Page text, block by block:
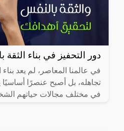
دور التحفيز في بناء الثقة
في عالمنا المعاصر، لم يعد
تجاهله، بل أصبح عنصرًا أساسيًا
في مختلف مجالات حياتهم